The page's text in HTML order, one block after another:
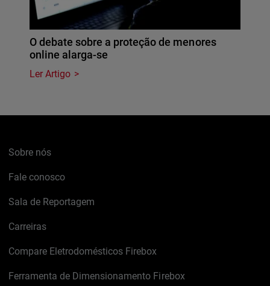
O debate sobre a proteção de menores
online alarga-se
Ler Artigo
Sobre nós
Fale conosco
Sala de Reportagem
Carreiras
Compare Eletrodomésticos Firebox
Ferramenta de Dimensionamento Firebox